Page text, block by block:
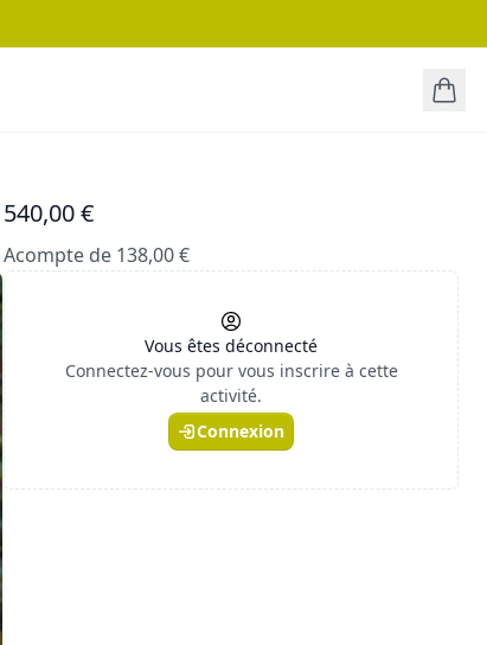
540,00 €
Acompte de 138,00 €
Vous êtes déconnecté
Connectez-vous pour vous inscrire à cette
activité.
Connexion